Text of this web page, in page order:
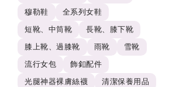
穆勒鞋
全系列女鞋
短靴、中筒靴
長靴、膝下靴
膝上靴、過膝靴
雨靴
雪靴
流行女包
飾釦配件
光腿神器裸膚絲襪
清潔保養用品